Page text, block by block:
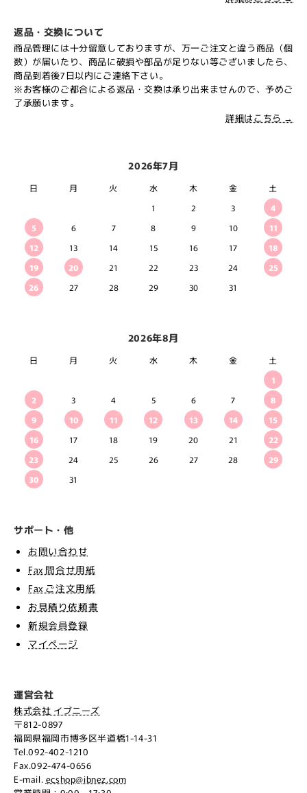
返品・交換について
商品管理には十分留意しておりますが、万一ご注文と違う商品（個
数）が届いたり、商品に破損や部品が足りない等ございましたら、
商品到着後7日以内にご連絡下さい。
※お客様のご都合による返品・交換は承り出来ませんので、予めご
了承願います。
詳細はこちら →
2026年7月
日 月 火 水 木 金
土
1
2 3
4
5
6 7 8 9 10
11
12
13 14 15 16 17
18
19
20 21 22 23 24
25
26
27 28 29 30 31
2026年8月
日 月 火 水 木 金
土
1
2
3 4 5 6 7
8
9
10 11 12 13 14
15
16
17 18 19 20 21
22
23
24 25 26 27 28
29
30
31
サポート・他
お問い合わせ
Fax 問合せ用紙
Fax ご注文用紙
お見積り依頼書
新規会員登録
マイページ
運営会社
株式会社 イブニーズ
〒812-0897
福岡県福岡市博多区半道橋1-14-31
Tel.092-402-1210
Fax.092-474-0656
E-mail. ecshop@ibnez.com